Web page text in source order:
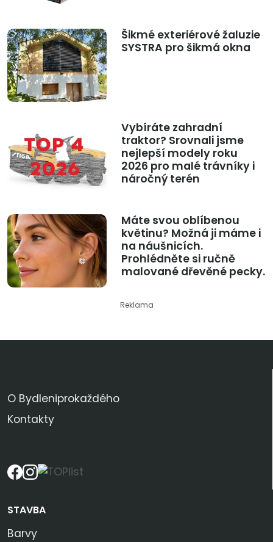
Šikmé exteriérové žaluzie
SYSTRA pro šikmá okna
Vybíráte zahradní
traktor? Srovnali jsme
nejlepší modely roku
2026 pro malé trávníky i
náročný terén
Máte svou oblíbenou
květinu? Možná ji máme i
na náušnicích.
Prohlédněte si ručně
malované dřevěné pecky.
Reklama
O Bydleniprokaždého
Kontakty
STAVBA
Barvy